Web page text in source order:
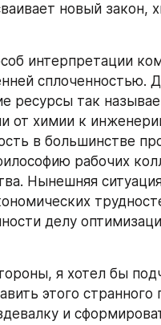
новый закон,
интерпретации
сплоченностью.
ресурсы так
от химии к
в большинстве
рабочих
Нынешняя
делу
я хотел бы
этого
и